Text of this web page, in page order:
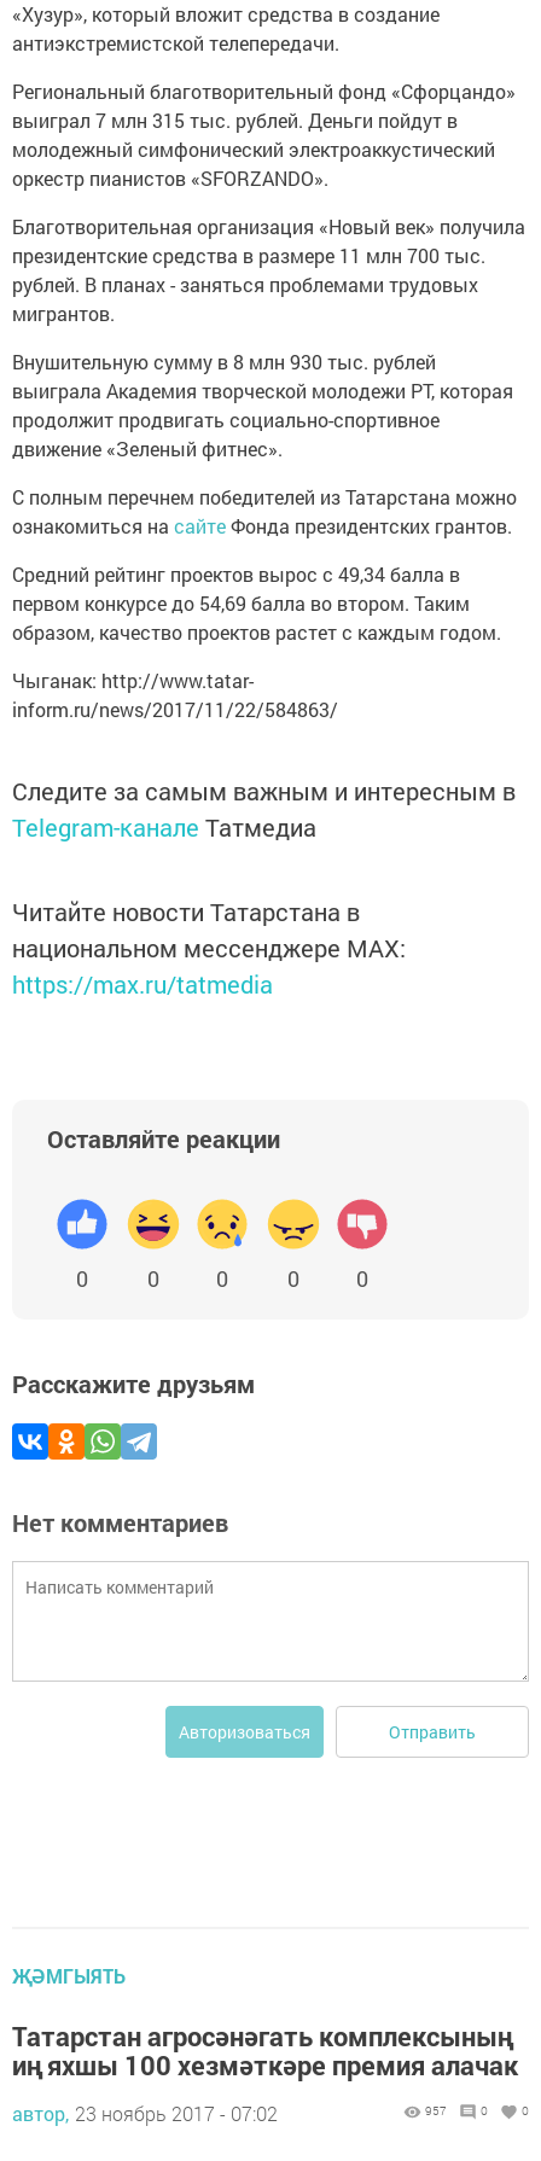
«Хузур», который вложит средства в создание
антиэкстремистской телепередачи.
Региональный благотворительный фонд «Сфорцандо»
выиграл 7 млн 315 тыс. рублей. Деньги пойдут в
молодежный симфонический электроаккустический
оркестр пианистов «SFORZANDO».
Благотворительная организация «Новый век» получила
президентские средства в размере 11 млн 700 тыс.
рублей. В планах - заняться проблемами трудовых
мигрантов.
Внушительную сумму в 8 млн 930 тыс. рублей
выиграла Академия творческой молодежи РТ, которая
продолжит продвигать социально-спортивное
движение «Зеленый фитнес».
С полным перечнем победителей из Татарстана можно
ознакомиться на сайтеФонда президентских грантов.
Средний рейтинг проектов вырос с 49,34 балла в
первом конкурсе до 54,69 балла во втором. Таким
образом, качество проектов растет с каждым годом.
Чыганак: http://www.tatar-
inform.ru/news/2017/11/22/584863/
Следите за самым важным и интересным в
Telegram-канале Татмедиа
Читайте новости Татарстана в
национальном мессенджере MАХ:
https://max.ru/tatmedia
Оставляйте реакции
0 0 0 0 0
Расскажите друзьям
Нет комментариев
Авторизоваться Отправить
ҖӘМГЫЯТЬ
Татарстан агросәнәгать комплексының
иң яхшы 100 хезмәткәре премия алачак
автор, 23 ноябрь 2017 - 07:02 957 0 0